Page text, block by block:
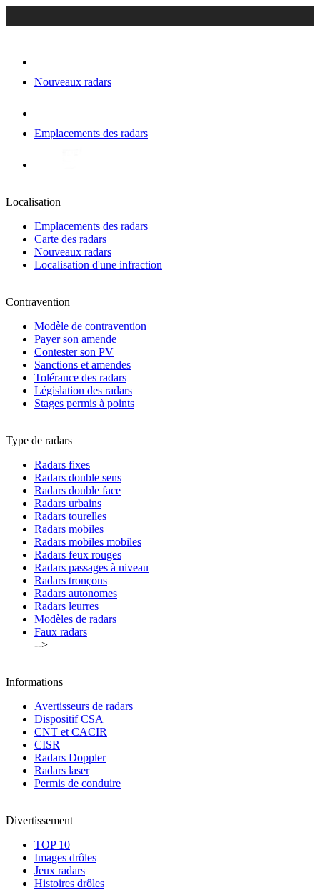
Nouveaux radars
Emplacements des radars
Localisation
Emplacements des radars
Carte des radars
Nouveaux radars
Localisation d'une infraction
Contravention
Modèle de contravention
Payer son amende
Contester son PV
Sanctions et amendes
Tolérance des radars
Législation des radars
Stages permis à points
Type de radars
Radars fixes
Radars double sens
Radars double face
Radars urbains
Radars tourelles
Radars mobiles
Radars mobiles mobiles
Radars feux rouges
Radars passages à niveau
Radars tronçons
Radars autonomes
Radars leurres
Modèles de radars
Faux radars
-->
Informations
Avertisseurs de radars
Dispositif CSA
CNT et CACIR
CISR
Radars Doppler
Radars laser
Permis de conduire
Divertissement
TOP 10
Images drôles
Jeux radars
Histoires drôles